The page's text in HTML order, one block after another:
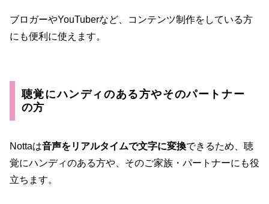
ブロガーやYouTuberなど、コンテンツ制作をしている方
にも便利に使えます。
聴覚にハンディのある方やそのパートナー
の方
Nottaは音声をリアルタイムで文字に変換できるため、聴
覚にハンディのある方や、そのご家族・パートナーにも役
立ちます。